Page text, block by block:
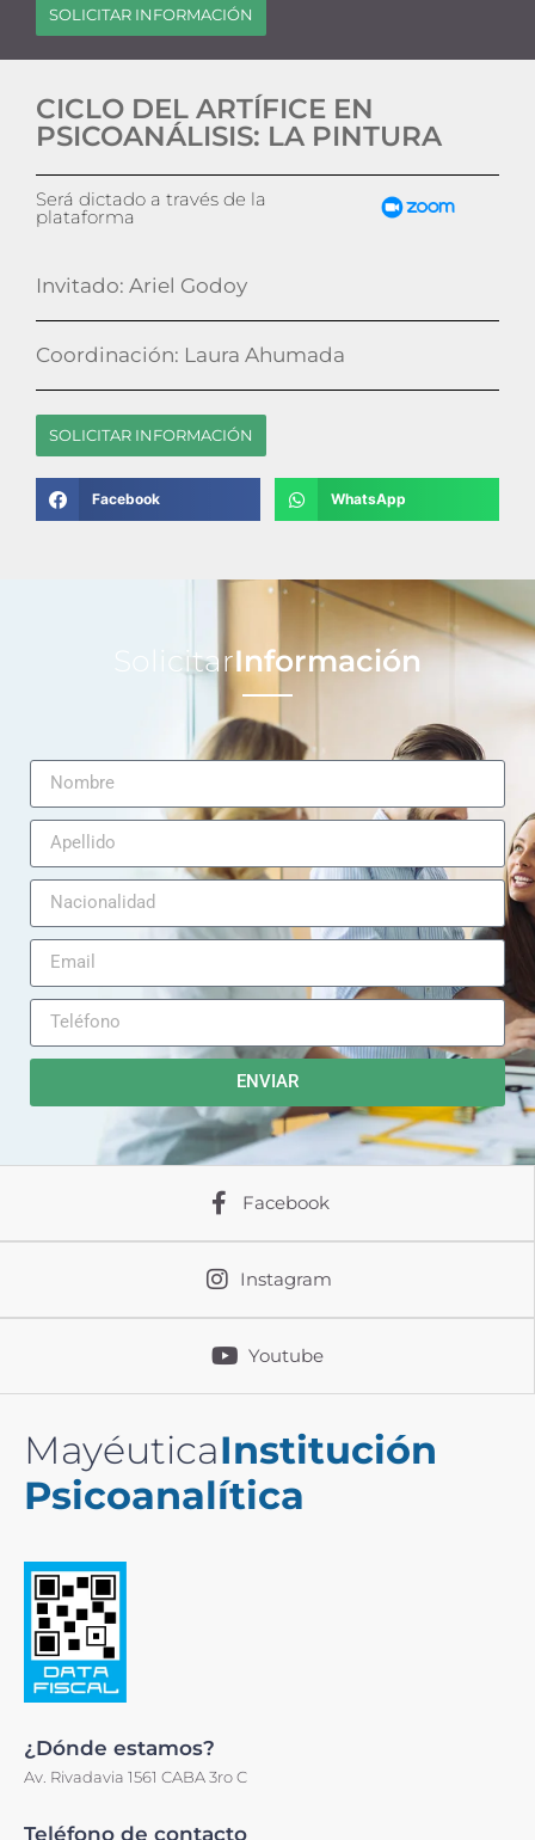
SOLICITAR INFORMACIÓN
CICLO DEL ARTÍFICE EN
PSICOANÁLISIS: LA PINTURA
Será dictado a través de la
plataforma
Invitado: Ariel Godoy
Coordinación: Laura Ahumada
SOLICITAR INFORMACIÓN
Facebook WhatsApp
SolicitarInformación
ENVIAR
Facebook
Instagram
Youtube
MayéuticaInstitución
Psicoanalítica
¿Dónde estamos?
Av. Rivadavia 1561 CABA 3ro C
Teléfono de contacto